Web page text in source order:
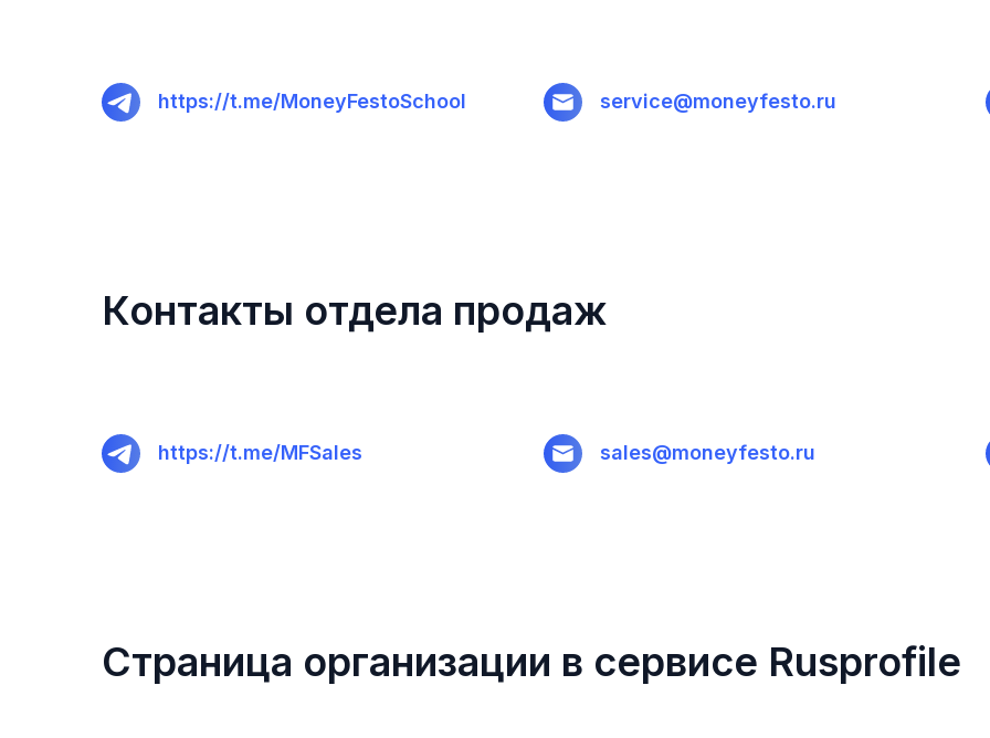
https://t.me/MoneyFestoSchool service@moneyfesto.ru
Контакты отдела продаж
https://t.me/MFSales sales@moneyfesto.ru
Страница организации в сервисе Rusprofile